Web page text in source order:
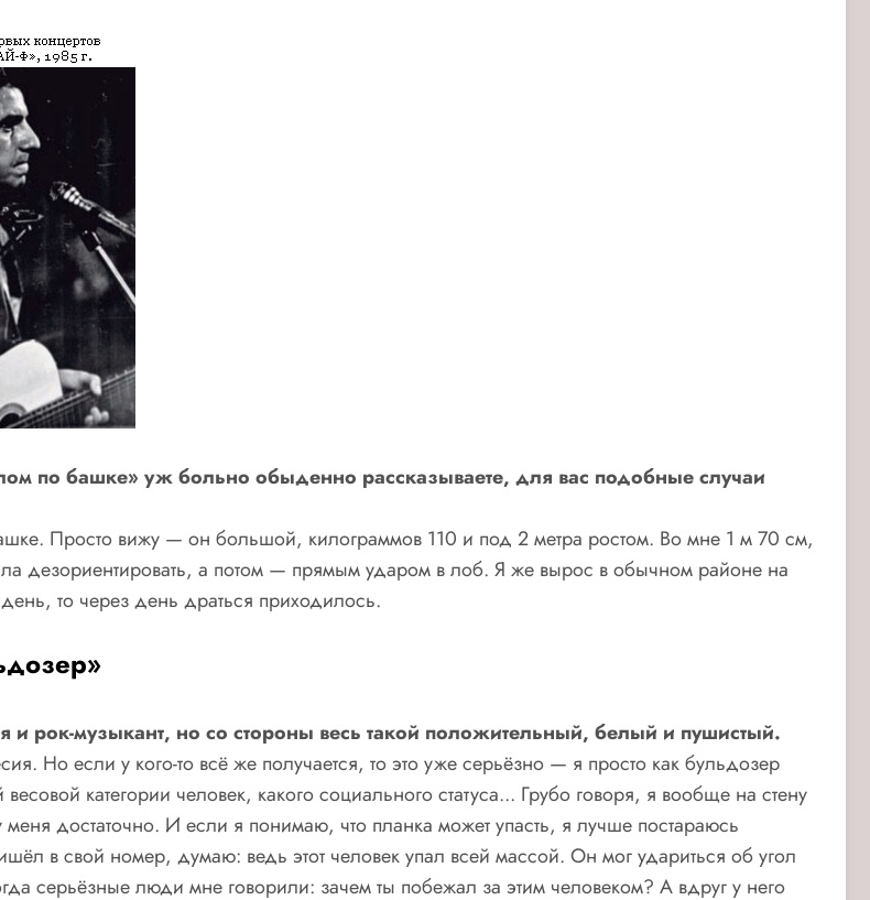
по башке» уж больно обыденно рассказываете, для вас подобные случаи
Просто вижу — он большой, килограммов 110 и под 2 метра ростом. Во мне 1 м 70 см,
дезориентировать, а потом — прямым ударом в лоб. Я же вырос в обычном районе на
то через день драться приходилось.
и рок-музыкант, но со стороны весь такой положительный, белый и пушистый.
Но если у кого-то всё же получается, то это уже серьёзно — я просто как бульдозер
категории человек, какого социального статуса... Грубо говоря, я вообще на стену
достаточно. И если я понимаю, что планка может упасть, я лучше постараюсь
в свой номер, думаю: ведь этот человек упал всей массой. Он мог удариться об угол
серьёзные люди мне говорили: зачем ты побежал за этим человеком? А вдруг у него